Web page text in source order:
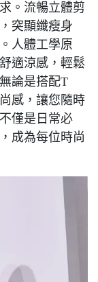
。流暢立體剪
突顯纖瘦身
人體工學原
適涼感，輕鬆
論是搭配T
感，讓您隨時
僅是日常必
成為每位時尚